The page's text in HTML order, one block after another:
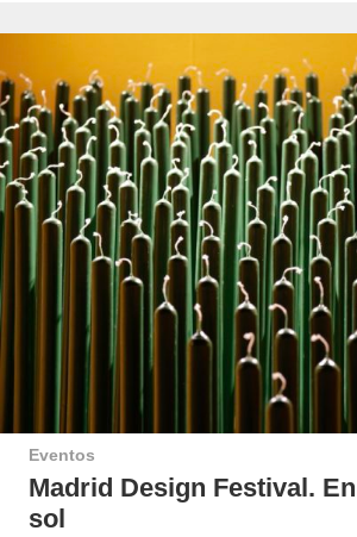
Eventos
Madrid Design Festival.
sol